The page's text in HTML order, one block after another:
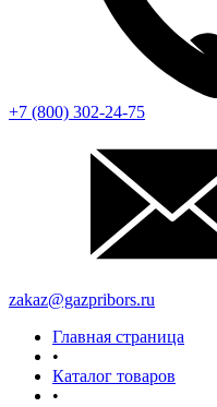
+7 (800) 302-24-75
zakaz@gazpribors.ru
Главная страница
•
Каталог товаров
•